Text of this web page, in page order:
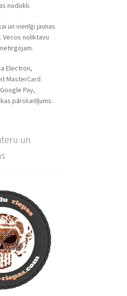
nodokli.
un vienīgi jaunas
Vecos noliktavu
Electron,
MasterCard
Pay,
pārskaitījums.
un